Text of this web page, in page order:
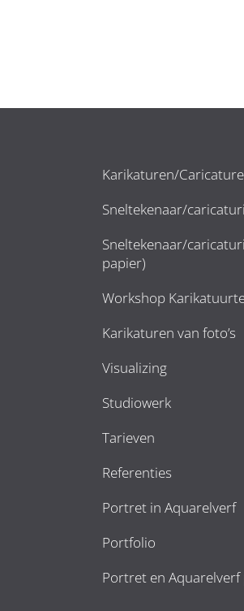
Karikaturen/
Sneltekenaar/
Sneltekenaar/
papier)
Workshop
Karikaturen van foto’s
Visualizing
Studiowerk
Tarieven
Referenties
Portret in Aquarelverf
Portfolio
Portret en